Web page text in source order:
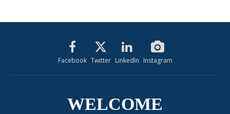
Facebook Twitter LinkedIn Instagram
WELCOME